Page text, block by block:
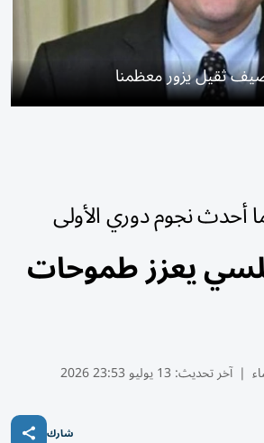
ثقيل يزور معظمنا
أحدث نجوم دوري الأولى
يعزز طموحات
| آخر تحديث: 13 يوليو 23:53 2026
شارك